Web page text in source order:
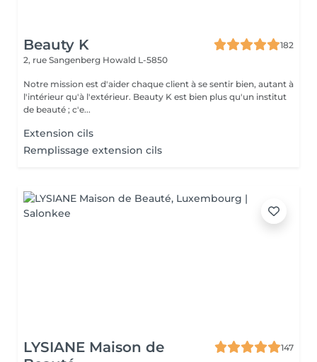
Beauty K
182
2, rue Sangenberg Howald L-5850
Notre mission est d'aider chaque client à se sentir bien, autant à
l'intérieur qu'à l'extérieur. Beauty K est bien plus qu'un institut
de beauté ; c'e...
Extension cils
Remplissage extension cils
LYSIANE Maison de
147